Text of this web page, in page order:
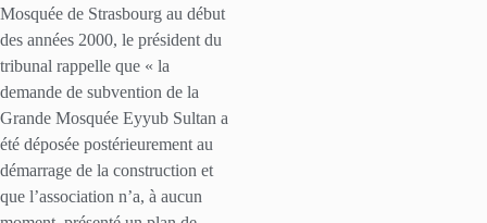
Mosquée de Strasbourg au début
des années 2000, le président du
tribunal rappelle que « la
demande de subvention de la
Grande Mosquée Eyyub Sultan a
été déposée postérieurement au
démarrage de la construction et
que l’association n’a, à aucun